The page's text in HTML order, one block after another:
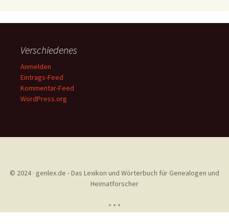
Verschiedenes
Anmelden
Eintrags-Feed
Kommentar-Feed
WordPress.org
© 2024 · genlex.de - Das Lexikon und Wörterbuch für Genealogen und
Heimatforscher
* * *